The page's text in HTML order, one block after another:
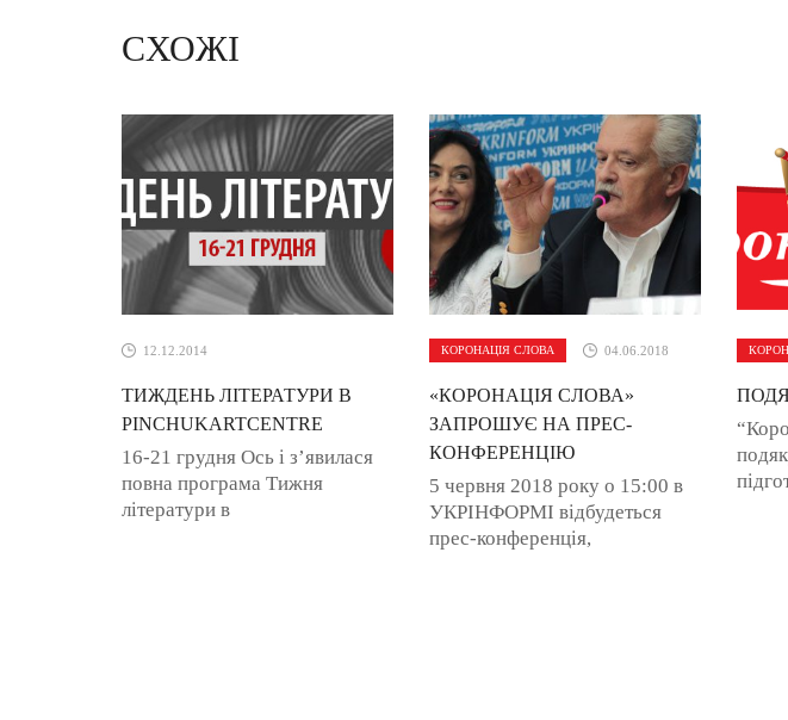
СХОЖІ
12.12.2014
ТИЖДЕНЬ ЛІТЕРАТУРИ В
PINCHUKARTCENTRE
16-21 грудня Ось і з’явилася
повна програма Тижня
літератури в
КОРОНАЦІЯ СЛОВА 04.06.2018
«КОРОНАЦІЯ СЛОВА»
ЗАПРОШУЄ НА ПРЕС-
КОНФЕРЕНЦІЮ
5 червня 2018 року о 15:00 в
УКРІНФОРМІ відбудеться
прес-конференція,